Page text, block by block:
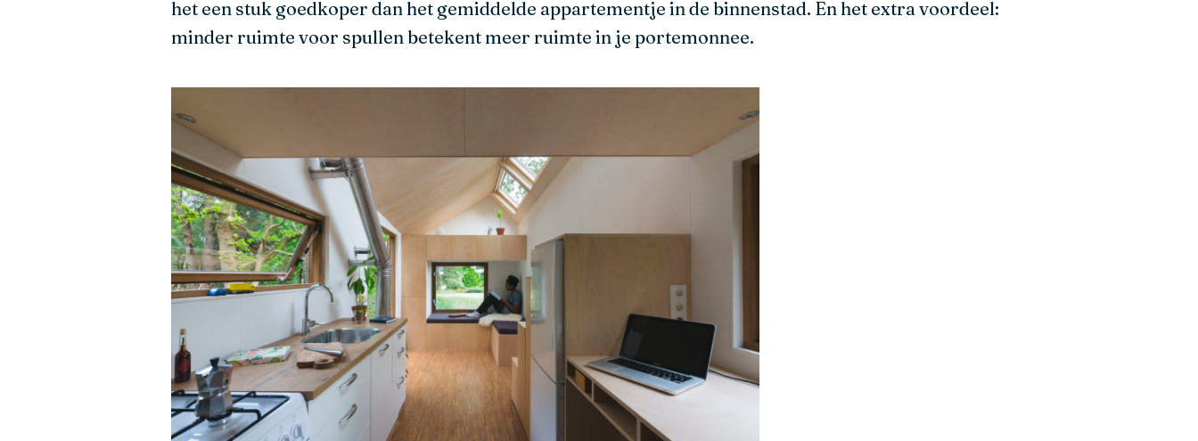
het een stuk goedkoper dan het gemiddelde appartementje in de binnenstad. En het extra voordeel:
minder ruimte voor spullen betekent meer ruimte in je portemonnee.